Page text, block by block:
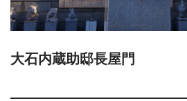
大石内蔵助邸長屋門